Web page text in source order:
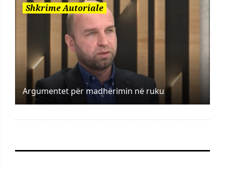
Shkrime Autoriale
Argumentet për madhërimin në ruku